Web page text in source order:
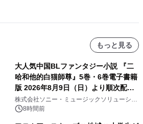
もっと見る
大人気中国BLファンタジー小説 『二
哈和他的白猫師尊』5巻・6巻電子書籍
版 2026年8月9日（日）より順次配信
開始
株式会社ソニー・ミュージックソリューショ
ンズ8時間前